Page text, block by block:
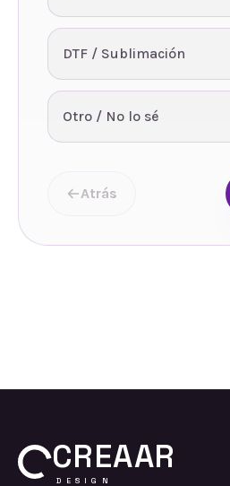
DTF / Sublimación
Otro / No lo sé
Atrás
CREAAR
DESIGN